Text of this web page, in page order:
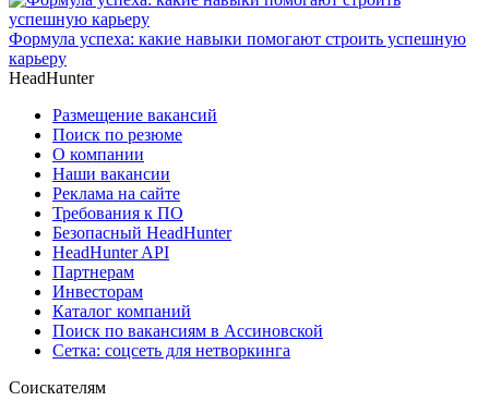
Формула успеха: какие навыки помогают строить успешную
карьеру
HeadHunter
Размещение вакансий
Поиск по резюме
О компании
Наши вакансии
Реклама на сайте
Требования к ПО
Безопасный HeadHunter
HeadHunter API
Партнерам
Инвесторам
Каталог компаний
Поиск по вакансиям в Ассиновской
Сетка: соцсеть для нетворкинга
Соискателям